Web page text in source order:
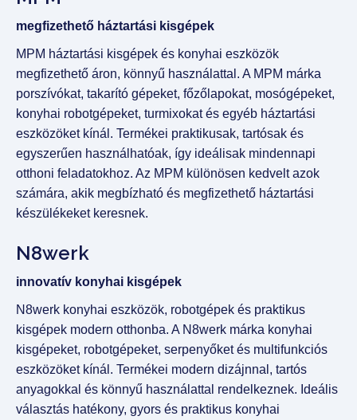
megfizethető háztartási kisgépek
MPM háztartási kisgépek és konyhai eszközök
megfizethető áron, könnyű használattal. A MPM márka
porszívókat, takarító gépeket, főzőlapokat, mosógépeket,
konyhai robotgépeket, turmixokat és egyéb háztartási
eszközöket kínál. Termékei praktikusak, tartósak és
egyszerűen használhatóak, így ideálisak mindennapi
otthoni feladatokhoz. Az MPM különösen kedvelt azok
számára, akik megbízható és megfizethető háztartási
készülékeket keresnek.
N8werk
innovatív konyhai kisgépek
N8werk konyhai eszközök, robotgépek és praktikus
kisgépek modern otthonba. A N8werk márka konyhai
kisgépeket, robotgépeket, serpenyőket és multifunkciós
eszközöket kínál. Termékei modern dizájnnal, tartós
anyagokkal és könnyű használattal rendelkeznek. Ideális
választás hatékony, gyors és praktikus konyhai